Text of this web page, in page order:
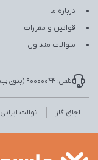
درباره ما
قوانین و مقررات
سوالات متداول
تلفن: 90000044 (بدون پیش شماره و رایگان)
اجاق گاز توالت ایرانی